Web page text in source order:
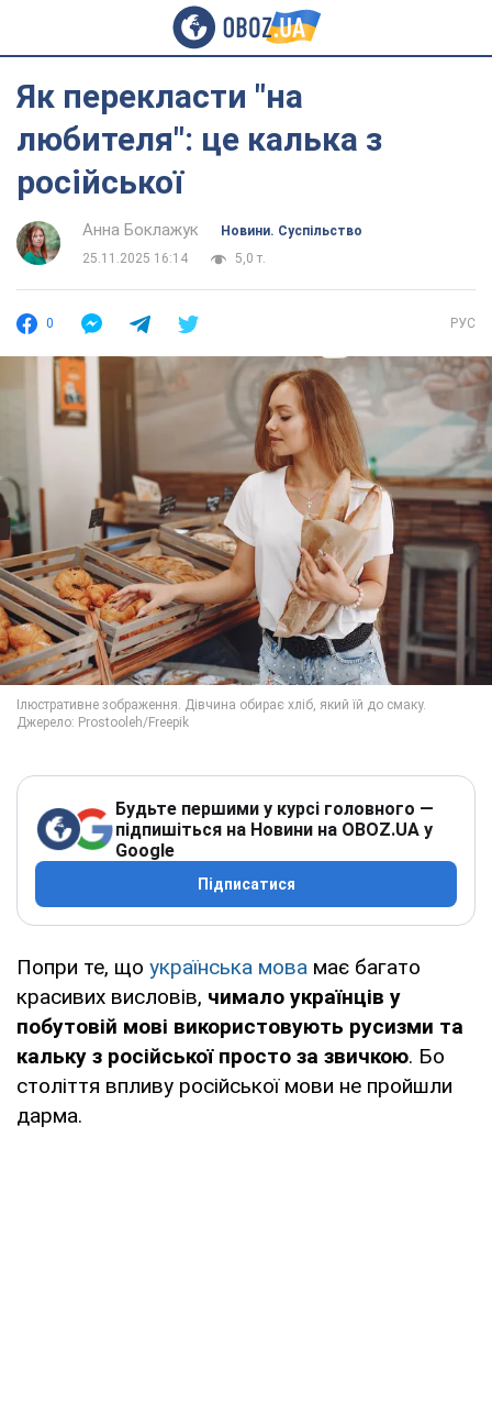
Як перекласти "на
любителя": це калька з
російської
Анна Боклажук
Новини. Суспільство
25.11.2025 16:14
5,0 т.
0 РУС
Будьте першими у курсі головного —
підпишіться на Новини на OBOZ.UA у
Google
Підписатися
Попри те, що українська мова має багато
красивих висловів, чимало українців у
побутовій мові використовують русизми та
кальку з російської просто за звичкою. Бо
століття впливу російської мови не пройшли
дарма.